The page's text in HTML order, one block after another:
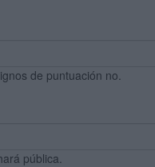
de puntuación no.
pública.